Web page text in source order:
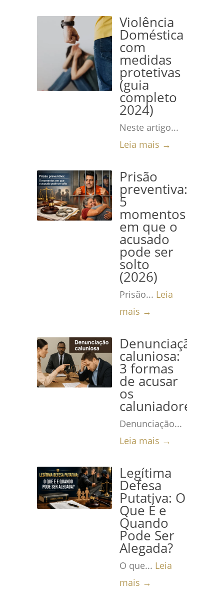
Violência
Doméstica
com
medidas
protetivas
(guia
completo
2024)
Neste artigo...
Leia mais →
Prisão
preventiva:
5
momentos
em que o
acusado
pode ser
solto
(2026)
Prisão... Leia
mais →
Denunciação
caluniosa:
3 formas
de acusar
os
caluniadores
Denunciação...
Leia mais →
Legítima
Defesa
Putativa: O
Que É e
Quando
Pode Ser
Alegada?
O que... Leia
mais →